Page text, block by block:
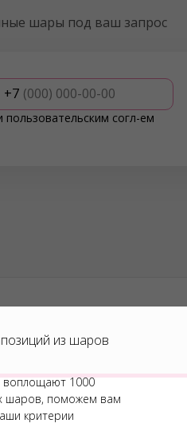
из шаров
1000
шаров, поможем вам
критерии
шары под ваш запрос
+7
пользовательским согл-ем